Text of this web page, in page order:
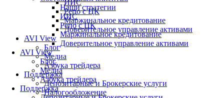
Наши стратегии
ИИС
Репо с ЦК
Маржинальное кредитование
Доверительное управление активами
AVI View
Блог
Медиа
Азбука трейдера
Поддержка
ИИС
Репо с ЦК
Маржинальное кредитование
Доверительное управление активами
AVI View
Блог
Медиа
Азбука трейдера
Поддержка
Депозитарные и Брокерские услуги
Налогообложение